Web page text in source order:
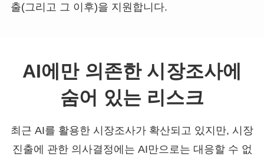
출(그리고 그 이후)을 지원합니다.
AI에만 의존한 시장조사에
숨어 있는 리스크
최근 AI를 활용한 시장조사가 확산되고 있지만, 시장
진출에 관한 의사결정에는 AI만으로는 대응할 수 없